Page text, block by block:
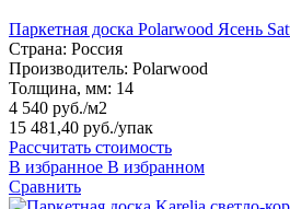
Паркетная доска Polarwood Ясень
Страна: Россия
Производитель: Polarwood
Толщина, мм: 14
4 540 руб./м2
15 481,40 руб./упак
Рассчитать стоимость
В избранное В избранном
Сравнить